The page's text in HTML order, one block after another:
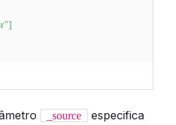
]
_source
especifica